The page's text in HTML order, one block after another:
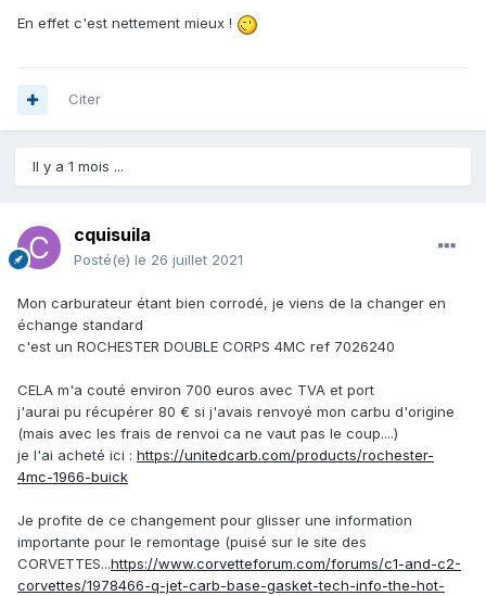
En effet c'est nettement mieux !
Citer
Il y a 1 mois ...
cquisuila
Posté(e) le 26 juillet 2021
Mon carburateur étant bien corrodé, je viens de la changer en
échange standard
c'est un ROCHESTER DOUBLE CORPS 4MC ref 7026240
CELA m'a couté environ 700 euros avec TVA et port
j'aurai pu récupérer 80 € si j'avais renvoyé mon carbu d'origine
(mais avec les frais de renvoi ca ne vaut pas le coup....)
je l'ai acheté ici : https://unitedcarb.com/products/rochester-
4mc-1966-buick
Je profite de ce changement pour glisser une information
importante pour le remontage (puisé sur le site des
CORVETTES...https://www.corvetteforum.com/forums/c1-and-c2-
corvettes/1978466-q-jet-carb-base-gasket-tech-info-the-hot-